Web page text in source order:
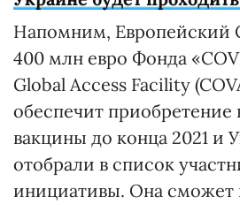
Напомним, Европейский
400 млн евро Фонда
Global Access Facility
обеспечит приобретение
вакцины до конца 2021 и
отобрали в список
инициативы. Она сможет